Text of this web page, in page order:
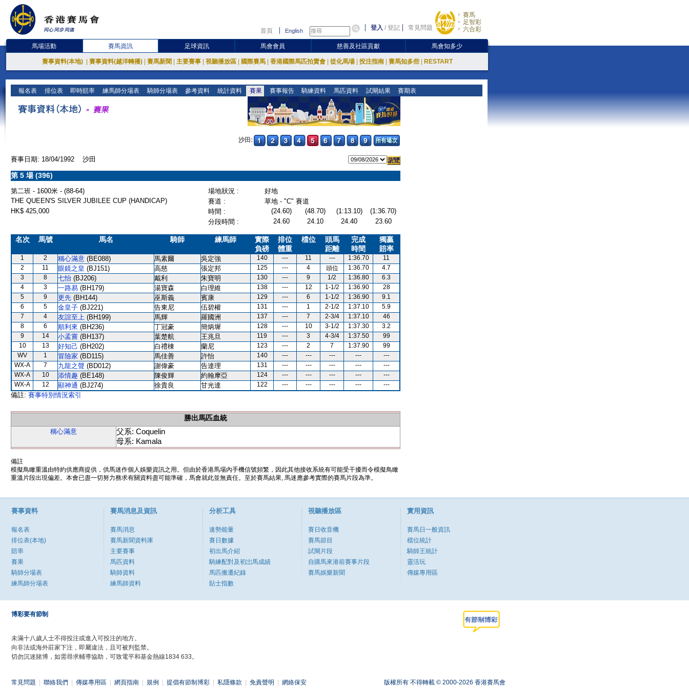
首頁 English 登入 /登記 常見問題
賽馬
足智彩
六合彩
馬場活動 賽馬資訊 足球資訊 馬會會員 慈善及社區貢獻 馬會知多少
賽事資料(本地) 賽事資料(越洋轉播) 賽馬新聞 主要賽事 視聽播放區 國際賽馬 香港國際馬匹拍賣會 從化馬場 投注指南 賽馬知多些 RESTART
報名表 排位表 即時賠率 練馬師分場表 騎師分場表 參考資料 統計資料 賽果 賽事報告 騎練資料 馬匹資料 試閘結果 賽期表
沙田:
賽事日期: 18/04/1992 沙田
第 5 場 (396)
第二班 - 1600米 - (88-64) 場地狀況 :
好地
THE QUEEN'S SILVER JUBILEE CUP (HANDICAP)
賽道 :
草地 - "C" 賽道
HK$ 425,000
時間 : (24.60) (48.70) (1:13.10)
(1:36.70)
分段時間 :
24.60 24.10 24.40 23.60
名次 馬號 馬名 騎師 練馬師
實際
負磅
排位
體重
檔位
頭馬
距離
完成
時間
獨贏
賠率
1 2 稱心滿意 (BE088) 馬素爾 吳定強 140 --- 11 --- 1:36.70
11
2
11 眼鏡之皇 (BJ151) 高慈 張定邦 125 --- 4 頭位 1:36.70
4.7
3
8 七怡 (BJ206) 戴利 朱寶明 130 --- 9 1/2 1:36.80
6.3
4
3 一路易 (BH179) 湯寶森 白理維 138 --- 12 1-1/2 1:36.90
28
5
9 更先 (BH144) 巫斯義 賓康 129 --- 6 1-1/2 1:36.90
9.1
6
5 金皇子 (BJ221) 告東尼 伍碧權 131 --- 1 2-1/2 1:37.10
5.9
7
4 友誼至上 (BH199) 馬輝 羅國洲 137 --- 7 2-3/4 1:37.10
46
8
6 順利來 (BH236) 丁冠豪 簡炳墀 128 --- 10 3-1/2 1:37.30
3.2
9
14 小孟嘗 (BH137) 葉楚航 王兆旦 119 --- 3 4-3/4 1:37.50
99
10
13 好知己 (BH202) 白禮棟 蘭尼 123 --- 2 7 1:37.90
99
WV
1 冒險家 (BD115) 馬佳善 許怡 140 --- --- --- ---
---
WX-A
7 九龍之聲 (BD012) 謝偉豪 告達理 131 --- --- --- ---
---
WX-A
10 添情趣 (BE148) 陳俊輝 約翰摩亞 124 --- --- --- ---
---
WX-A
12 顯神通 (BJ274) 徐貴良 甘光達 122 --- --- --- --- ---
備註: 賽事特別情況索引
勝出馬匹血統
稱心滿意
父系: Coquelin
母系: Kamala
備註
模擬鳥瞰重溫由特約供應商提供，供馬迷作個人娛樂資訊之用。但由於香港馬場內手機信號頻繁，因此其他接收系統有可能受干擾而令模擬鳥瞰
重溫片段出現偏差。本會已盡一切努力務求有關資料盡可能準確，馬會就此並無責任。至於賽馬結果, 馬迷應參考實際的賽馬片段為準。
賽事資料
報名表
排位表(本地)
賠率
賽果
騎師分場表
練馬師分場表
賽馬消息及資訊
賽馬消息
賽馬新聞資料庫
主要賽事
馬匹資料
騎師資料
練馬師資料
分析工具
速勢能量
賽日數據
初出馬介紹
騎練配對及初岀馬成績
馬匹搬遷紀錄
貼士指數
視聽播放區
賽日收音機
賽馬節目
試閘片段
自購馬來港前賽事片段
賽馬娛樂新聞
實用資訊
賽馬日一般資訊
檔位統計
騎師王統計
靈活玩
傳媒專用區
博彩要有節制
未滿十八歲人士不得投注或進入可投注的地方。
向非法或海外莊家下注，即屬違法，且可被判監禁。
切勿沉迷賭博，如需尋求輔導協助，可致電平和基金熱線1834 633。
常見問題 聯絡我們 傳媒專用區 網頁指南 規例 提倡有節制博彩 私隱條款 免責聲明 網絡保安 版權所有 不得轉載 © 2000-2026 香港賽馬會